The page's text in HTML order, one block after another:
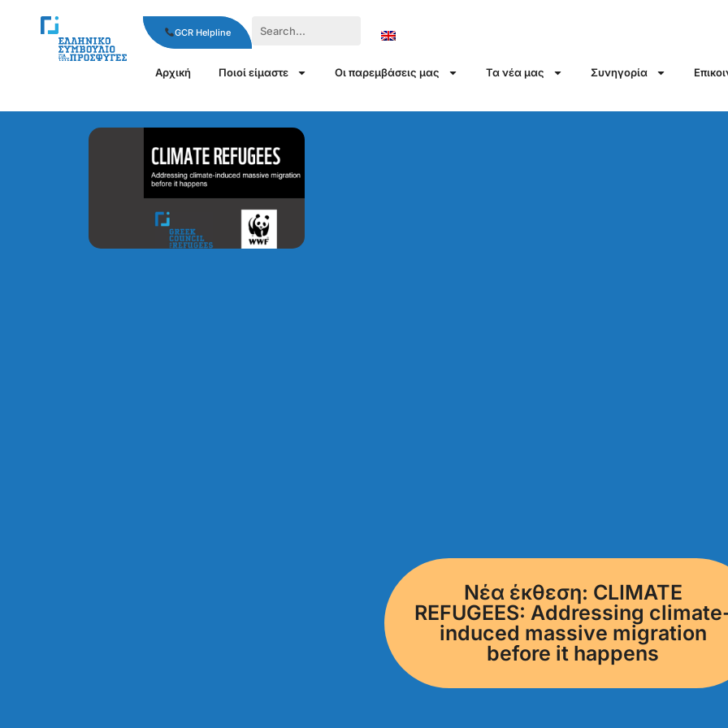
GCR Helpline
Αρχική Ποιοί είμαστε Οι παρεμβάσεις μας Τα νέα μας Συνηγορία
Νέα έκθεση: CLIMATE
REFUGEES: Addressing
induced massive migration
before it happens